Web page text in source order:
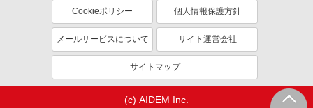
産休・育休取得実績あり
Cookieポリシー 個人情報保護方針
メールサービスについて サイト運営会社
サイトマップ
(c) AIDEM Inc.